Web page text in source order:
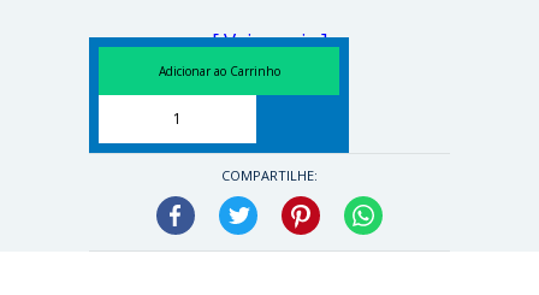
[ Veja mais ]
COMPARTILHE:
Facebook Twitter Pinterest